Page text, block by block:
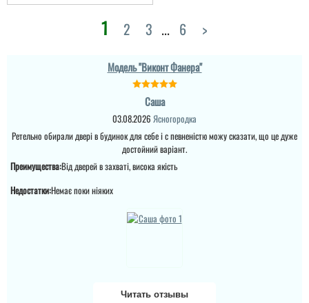
покритий фарбой
1 2 3 ... 6 >
Модель "Виконт Фанера"
Саша
03.08.2026 Ясногородка
Ретельно обирали двері в будинок для себе і с певненістю можу сказати, що це дуже
достойний варіант.
Преимущества:Від дверей в захваті, висока якість
Недостатки:Немає поки ніяких
Читать отзывы